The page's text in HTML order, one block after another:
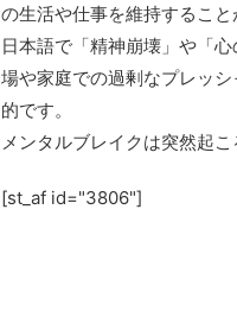
の生活や仕事を維持すること
日本語で「精神崩壊」や「
場や家庭での過剰なプレッ
的です。
メンタルブレイクは突然起
[st_af id="3806"]